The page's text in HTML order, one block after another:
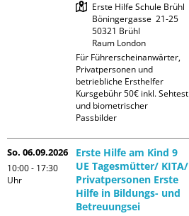
Erste Hilfe Schule Brühl
Böningergasse  21-25
50321 Brühl
Raum London
Für Führerscheinanwärter,
Privatpersonen und
betriebliche Ersthelfer
Kursgebühr 50€ inkl. Sehtest
und biometrischer
Passbilder
So. 06.09.2026
10:00 - 17:30
Uhr
Erste Hilfe am Kind 9
UE Tagesmütter/ KITA/
Privatpersonen Erste
Hilfe in Bildungs- und
Betreuungsei